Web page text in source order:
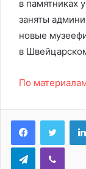
в памятниках
заняты
новые
в
По
TelegramViber